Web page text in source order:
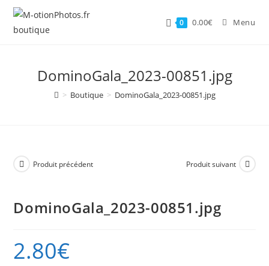
Skip
content
0 0.00€ Menu
DominoGala_2023-00851.jpg
> Boutique > DominoGala_2023-00851.jpg
Produit précédent Produit suivant
DominoGala_2023-00851.jpg
2.80€